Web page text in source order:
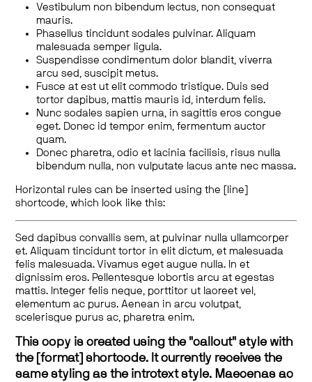
Vestibulum non bibendum lectus, non consequat
mauris.
Phasellus tincidunt sodales pulvinar. Aliquam
malesuada semper ligula.
Suspendisse condimentum dolor blandit, viverra
arcu sed, suscipit metus.
Fusce at est ut elit commodo tristique. Duis sed
tortor dapibus, mattis mauris id, interdum felis.
Nunc sodales sapien urna, in sagittis eros congue
eget. Donec id tempor enim, fermentum auctor
quam.
Donec pharetra, odio et lacinia facilisis, risus nulla
bibendum nulla, non vulputate lacus ante nec massa.
Horizontal rules can be inserted using the [line]
shortcode, which look like this:
Sed dapibus convallis sem, at pulvinar nulla ullamcorper
et. Aliquam tincidunt tortor in elit dictum, et malesuada
felis malesuada. Vivamus eget augue nulla. In et
dignissim eros. Pellentesque lobortis arcu at egestas
mattis. Integer felis neque, porttitor ut laoreet vel,
elementum ac purus. Aenean in arcu volutpat,
scelerisque purus ac, pharetra enim.
This copy is created using the "callout" style with
the [format] shortcode. It currently receives the
same styling as the introtext style. Maecenas ac